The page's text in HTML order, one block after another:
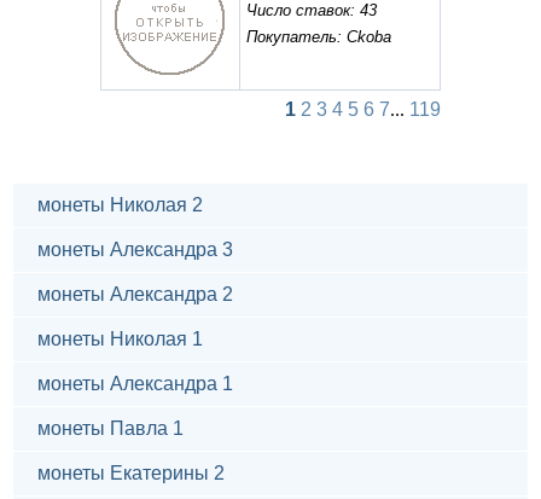
Число ставок: 43
Покупатель: Ckoba
1 2 3 4 5 6 7... 119
монеты Николая 2
монеты Александра 3
монеты Александра 2
монеты Николая 1
монеты Александра 1
монеты Павла 1
монеты Екатерины 2